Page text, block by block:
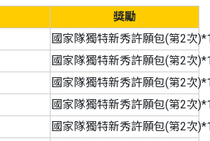
獎勵
國家隊獨特新秀許願包(第2次
國家隊獨特新秀許願包(第2次
國家隊獨特新秀許願包(第2次
國家隊獨特新秀許願包(第2次
國家隊獨特新秀許願包(第2次